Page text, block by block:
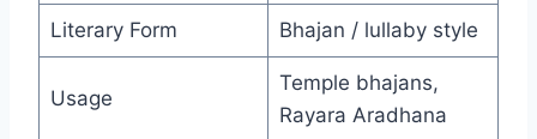
Literary Form Bhajan / lullaby style
Usage
Temple bhajans,
Rayara Aradhana